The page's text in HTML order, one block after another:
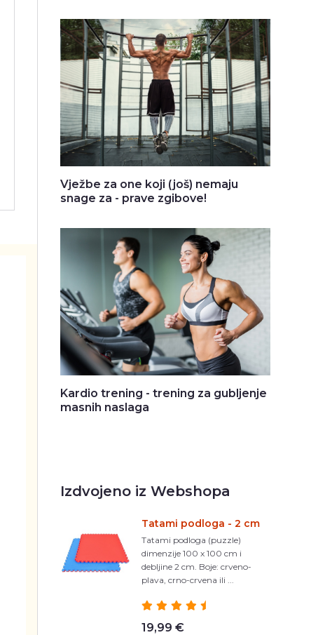
Vježbe za one koji (još) nemaju
snage za - prave zgibove!
Kardio trening - trening za gubljenje
masnih naslaga
Izdvojeno iz Webshopa
Tatami podloga - 2 cm
Tatami podloga (puzzle)
dimenzije 100 x 100 cm i
debljine 2 cm. Boje: crveno-
plava, crno-crvena ili ...
19,99 €